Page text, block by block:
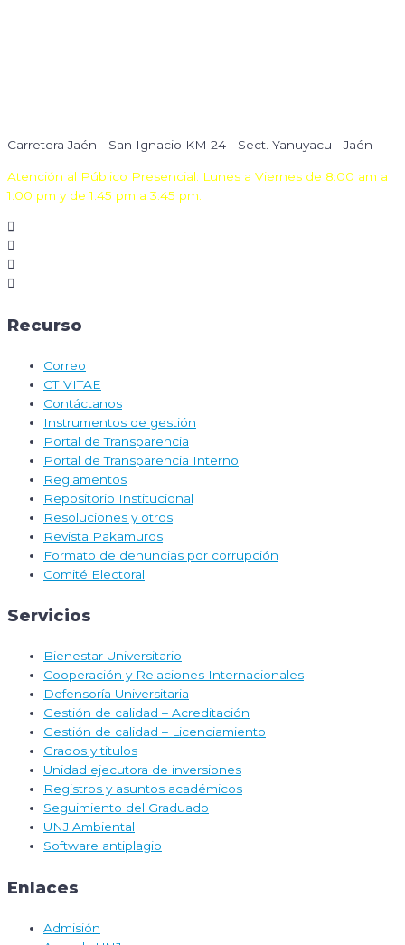
Carretera Jaén - San Ignacio KM 24 - Sect. Yanuyacu - Jaén
Atención al Público Presencial: Lunes a Viernes de 8:00 am a
1:00 pm y de 1:45 pm a 3:45 pm.
Recurso
Correo
CTIVITAE
Contáctanos
Instrumentos de gestión
Portal de Transparencia
Portal de Transparencia Interno
Reglamentos
Repositorio Institucional
Resoluciones y otros
Revista Pakamuros
Formato de denuncias por corrupción
Comité Electoral
Servicios
Bienestar Universitario
Cooperación y Relaciones Internacionales
Defensoría Universitaria
Gestión de calidad – Acreditación
Gestión de calidad – Licenciamiento
Grados y titulos
Unidad ejecutora de inversiones
Registros y asuntos académicos
Seguimiento del Graduado
UNJ Ambiental
Software antiplagio
Enlaces
Admisión